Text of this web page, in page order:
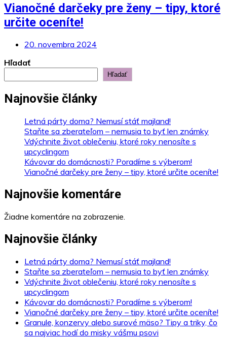
Vianočné darčeky pre ženy – tipy, ktoré
určite oceníte!
20. novembra 2024
Hľadať
Hľadať
Najnovšie články
Letná párty doma? Nemusí stáť majland!
Staňte sa zberateľom – nemusia to byť len známky
Vdýchnite život oblečeniu, ktoré roky nenosíte s
upcyclingom
Kávovar do domácnosti? Poradíme s výberom!
Vianočné darčeky pre ženy – tipy, ktoré určite oceníte!
Najnovšie komentáre
Žiadne komentáre na zobrazenie.
Najnovšie články
Letná párty doma? Nemusí stáť majland!
Staňte sa zberateľom – nemusia to byť len známky
Vdýchnite život oblečeniu, ktoré roky nenosíte s
upcyclingom
Kávovar do domácnosti? Poradíme s výberom!
Vianočné darčeky pre ženy – tipy, ktoré určite oceníte!
Granule, konzervy alebo surové mäso? Tipy a triky, čo
sa najviac hodí do misky vášmu psovi